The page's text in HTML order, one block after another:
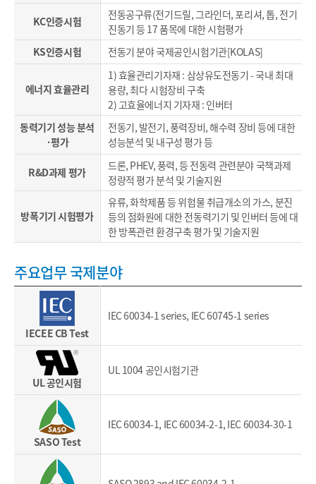
KC인증시험
전동공구류(전기드릴, 그라인더, 포리셔, 톱, 전기
진동기 등 17 품목에 대한 시험평가
KS인증시험
전동기 분야 국제공인시험기관[KOLAS]
에너지 효율관리
1) 효율관리기자재 : 삼상유도전동기 - 국내 최대
용량, 최다 시험장비 구축
2) 고효율에너지 기자재 : 인버터
동력기기 성능 분석
·평가
전동기, 발전기, 풍력장비, 해수력 장비 등에 대한
성능분석 및 내구성 평가 등
R&D과제 평가
드론, PHEV, 풍력, 등 전동력 관련분야 국책과제
정량적 평가 분석 및 기술지원
방폭기기 시험평가
유류, 화학제품 등 위험물 취급개소의 가스, 분진
등의 점화원에 대한 전동력기기 및 인버터 등에 대
한 방폭관련 환경구축 평가 및 기술지원
주요업무 국제분야
IECEE CB Test
IEC 60034-1 series, IEC 60745-1 series
UL 공인시험
UL 1004 공인시험기관
SASO Test
IEC 60034-1, IEC 60034-2-1, IEC 60034-30-1